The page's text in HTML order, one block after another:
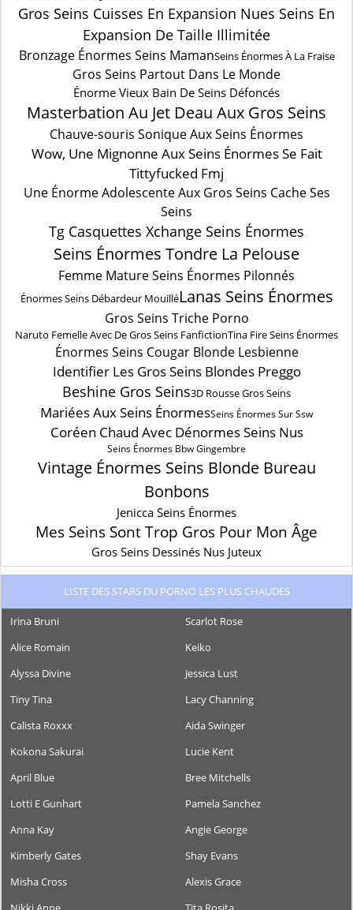
Gros Seins Cuisses En Expansion Nues Seins En
Expansion De Taille Illimitée
Bronzage Énormes Seins MamanSeins Énormes À La Fraise
Gros Seins Partout Dans Le Monde
Énorme Vieux Bain De Seins Défoncés
Masterbation Au Jet Deau Aux Gros Seins
Chauve-souris Sonique Aux Seins Énormes
Wow, Une Mignonne Aux Seins Énormes Se Fait
Tittyfucked Fmj
Une Énorme Adolescente Aux Gros Seins Cache Ses
Seins
Tg Casquettes Xchange Seins Énormes
Seins Énormes Tondre La Pelouse
Femme Mature Seins Énormes Pilonnés
Énormes Seins Débardeur MouilléLanas Seins Énormes
Gros Seins Triche Porno
Naruto Femelle Avec De Gros Seins FanfictionTina Fire Seins Énormes
Énormes Seins Cougar Blonde Lesbienne
Identifier Les Gros Seins Blondes Preggo
Beshine Gros Seins3D Rousse Gros Seins
Mariées Aux Seins ÉnormesSeins Énormes Sur Ssw
Coréen Chaud Avec Dénormes Seins Nus
Seins Énormes Bbw Gingembre
Vintage Énormes Seins Blonde Bureau
Bonbons
Jenicca Seins Énormes
Mes Seins Sont Trop Gros Pour Mon Âge
Gros Seins Dessinés Nus Juteux
LISTE DES STARS DU PORNO LES PLUS CHAUDES
Irina Bruni
Scarlot Rose
Alice Romain
Keiko
Alyssa Divine
Jessica Lust
Tiny Tina
Lacy Channing
Calista Roxxx
Aida Swinger
Kokona Sakurai
Lucie Kent
April Blue
Bree Mitchells
Lotti E Gunhart
Pamela Sanchez
Anna Kay
Angie George
Kimberly Gates
Shay Evans
Misha Cross
Alexis Grace